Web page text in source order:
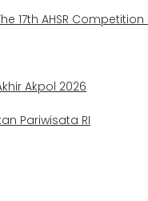
17th AHSR Competition
Akpol 2026
Pariwisata RI